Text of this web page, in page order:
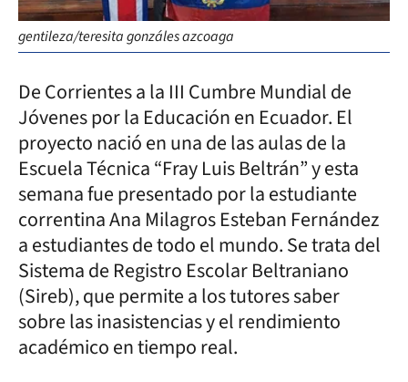
gentileza/teresita gonzáles azcoaga
De Corrientes a la III Cumbre Mundial de
Jóvenes por la Educación en Ecuador. El
proyecto nació en una de las aulas de la
Escuela Técnica “Fray Luis Beltrán” y esta
semana fue presentado por la estudiante
correntina Ana Milagros Esteban Fernández
a estudiantes de todo el mundo. Se trata del
Sistema de Registro Escolar Beltraniano
(Sireb), que permite a los tutores saber
sobre las inasistencias y el rendimiento
académico en tiempo real.